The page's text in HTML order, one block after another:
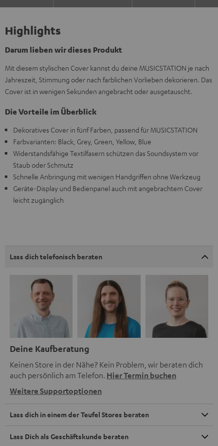
Highlights
Darum lieben wir dieses Produkt
Mit diesem stylischen Cover kannst du deine MUSICSTATION je nach
Jahreszeit, Stimmung oder nach farblichen Vorlieben dekorieren. Das
Cover ist in wenigen Sekunden angebracht oder ausgetauscht.
Die Vorteile im Überblick
Dekoratives Cover in fünf Farben, passend für MUSICSTATION
Farbvarianten: Black, Grey, Green, Yellow, Blue
Widerstandsfähige Textilfasern schützen das Soundsystem vor
Staub oder Schmutz
Schnelle Anbringung mit wenigen Handgriffen ohne Werkzeug
Geräte-Display und Bedienpanel auch mit angebrachtem Cover
leicht zugänglich
Lass dich telefonisch beraten
Deine Kaufberatung
Keinen Store in der Nähe? Kein Problem, wir beraten dich
auch persönlich am Telefon. Hier Termin buchen
Weitere Supportoptionen
Lass dich in einem der Teufel Stores beraten
Lass Dich als Geschäftskunde beraten